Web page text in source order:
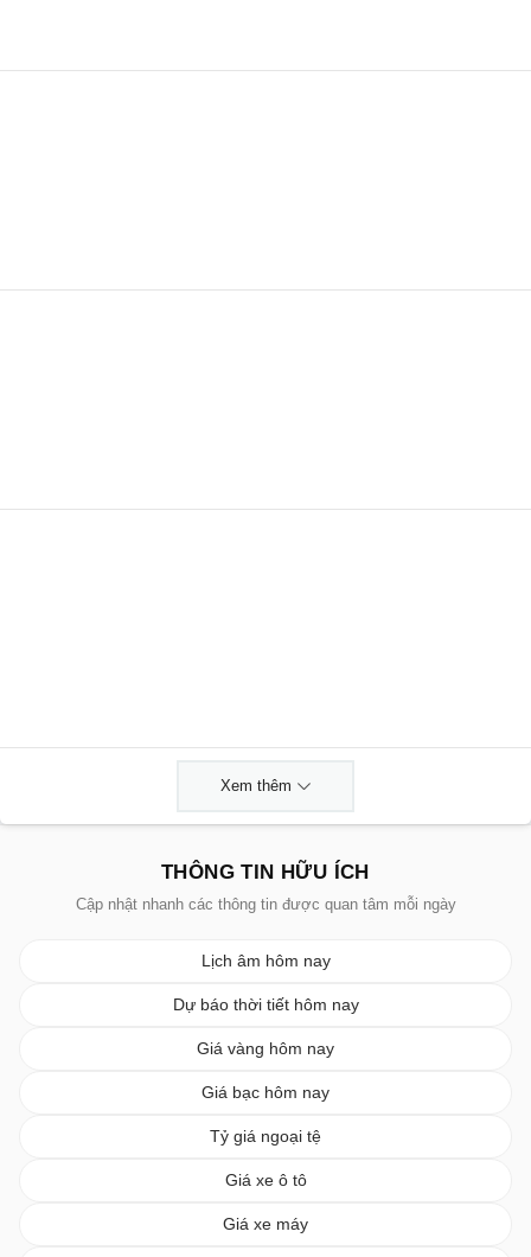
Xem thêm
THÔNG TIN HỮU ÍCH
Cập nhật nhanh các thông tin được quan tâm mỗi ngày
Lịch âm hôm nay
Dự báo thời tiết hôm nay
Giá vàng hôm nay
Giá bạc hôm nay
Tỷ giá ngoại tệ
Giá xe ô tô
Giá xe máy